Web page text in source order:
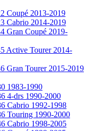
Coupé 2013-2019
Cabrio 2014-2019
Gran Coupé 2019-
Active Tourer 2014-
Gran Tourer 2015-2019
1983-1990
4-drs 1990-2000
Cabrio 1992-1998
Touring 1990-2000
Cabrio 1998-2005